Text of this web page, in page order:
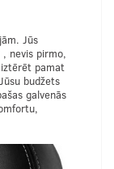
Jūs
nevis pirmo,
pamat
budžets
galvenās